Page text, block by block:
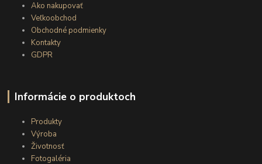
Ako nakupovať
Veľkoobchod
Obchodné podmienky
Kontakty
GDPR
Informácie o produktoch
Produkty
Výroba
Životnosť
Fotogaléria